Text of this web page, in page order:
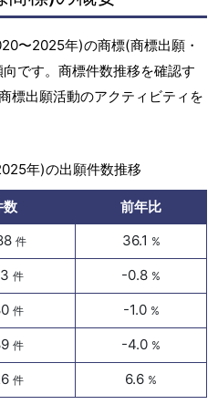
〜2025年)の商標(商標出願・
です。商標件数推移を確認す
標出願活動のアクティビティを
年)の出願件数推移
数
前年比
件 36.1 %
件 -0.8 %
件 -1.0 %
件 -4.0 %
件 6.6 %